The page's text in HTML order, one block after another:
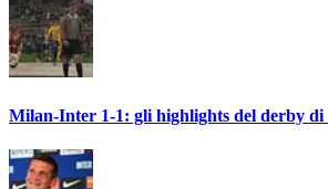
Milan-Inter 1-1: gli highlights del derby di